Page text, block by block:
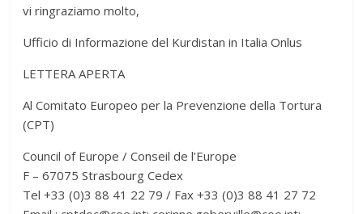
vi ringraziamo molto,
Ufficio di Informazione del Kurdistan in Italia Onlus
LETTERA APERTA
Al Comitato Europeo per la Prevenzione della Tortura
(CPT)
Council of Europe / Conseil de l’Europe
F – 67075 Strasbourg Cedex
Tel +33 (0)3 88 41 22 79 / Fax +33 (0)3 88 41 27 72